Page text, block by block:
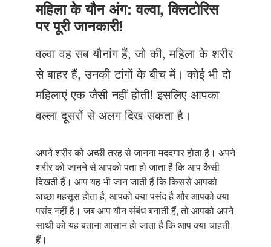
Just Poocho
संपर्क करें
महिला के यौन अंग: वल्वा, क्लिटोरिस
पर पूरी जानकारी!
वल्वा वह सब यौनांग हैं, जो की, महिला के शरीर
से बाहर हैं, उनकी टांगों के बीच में। कोई भी दो
महिलाएं एक जैसी नहीं होती! इसलिए आपका
वल्ला दूसरों से अलग दिख सकता है।
अपने शरीर को अच्छी तरह से जानना मददगार होता है। अपने
शरीर को जानने से आपको पता हो जाता है कि आप कैसी
दिखती हैं। आप यह भी जान जाती हैं कि किससे आपको
अच्छा महसूस होता है, आपको क्या पसंद है और आपको क्या
पसंद नहीं है। जब आप यौन संबंध बनाती हैं, तो आपको अपने
साथी को यह बताना आसान हो जाता है कि आप क्या चाहती
हैं।